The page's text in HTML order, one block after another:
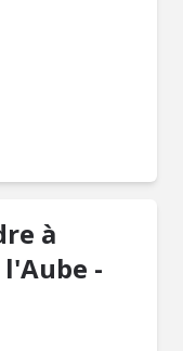
à
-